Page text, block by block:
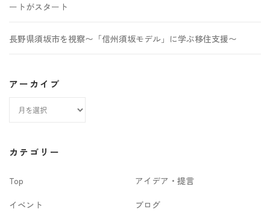
ートがスタート
長野県須坂市を視察〜「信州須坂モデル」に学ぶ移住支援〜
アーカイブ
カ
ブ
カテゴリー
Top
アイデア・提言
イベント
ブログ